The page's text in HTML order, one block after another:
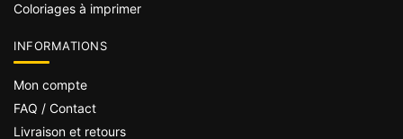
Coloriages à imprimer
INFORMATIONS
Mon compte
FAQ / Contact
Livraison et retours